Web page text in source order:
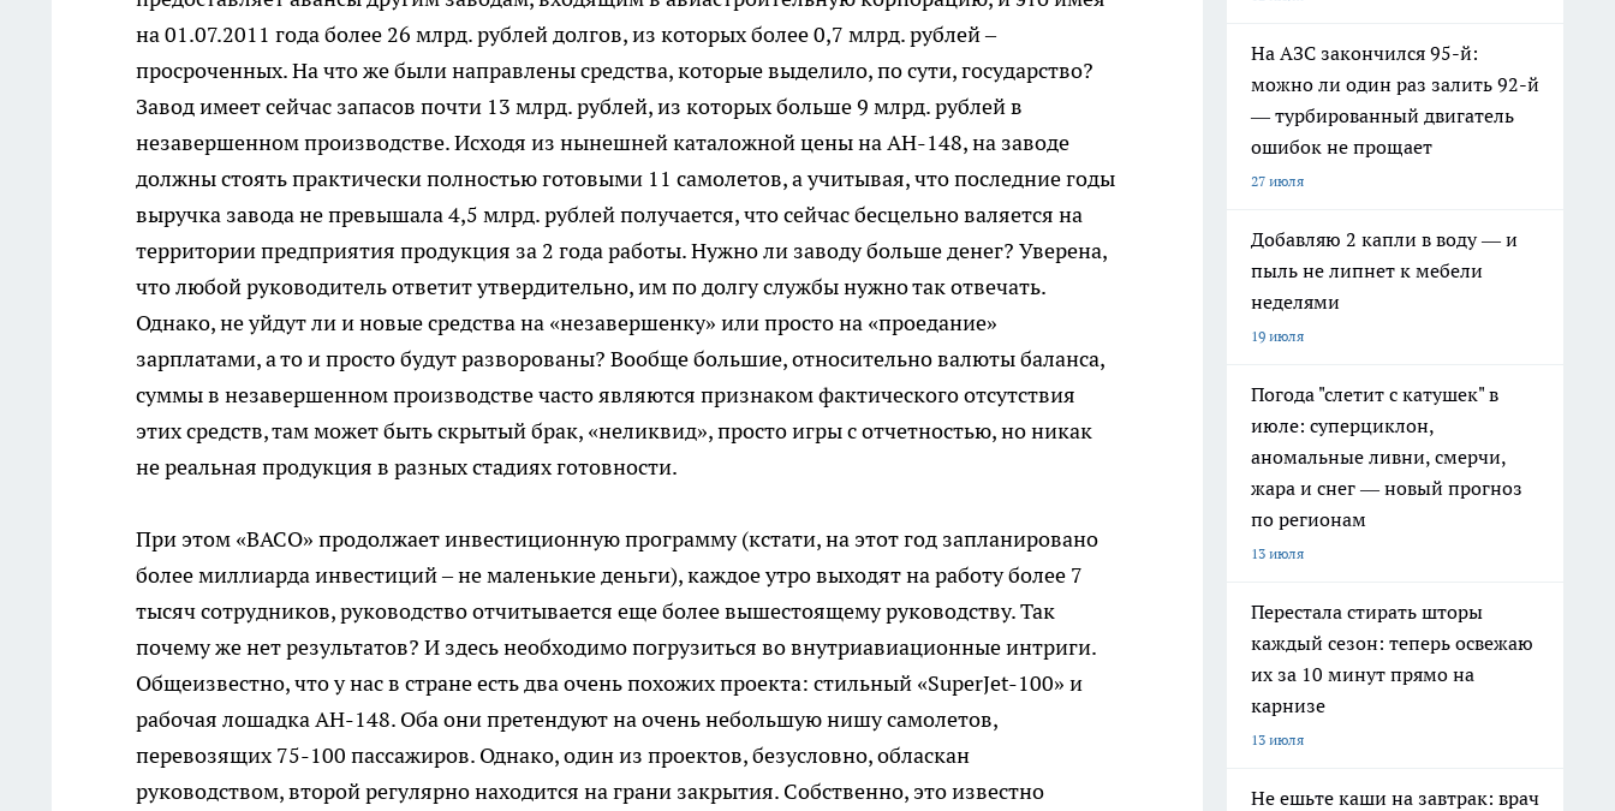
на 01.07.2011 года более 26 млрд. рублей долгов, из которых более 0,7 млрд. рублей –
просроченных. На что же были направлены средства, которые выделило, по сути, государство?
Завод имеет сейчас запасов почти 13 млрд. рублей, из которых больше 9 млрд. рублей в
незавершенном производстве. Исходя из нынешней каталожной цены на АН-148, на заводе
должны стоять практически полностью готовыми 11 самолетов, а учитывая, что последние годы
выручка завода не превышала 4,5 млрд. рублей получается, что сейчас бесцельно валяется на
территории предприятия продукция за 2 года работы. Нужно ли заводу больше денег? Уверена,
что любой руководитель ответит утвердительно, им по долгу службы нужно так отвечать.
Однако, не уйдут ли и новые средства на «незавершенку» или просто на «проедание»
зарплатами, а то и просто будут разворованы? Вообще большие, относительно валюты баланса,
суммы в незавершенном производстве часто являются признаком фактического отсутствия
этих средств, там может быть скрытый брак, «неликвид», просто игры с отчетностью, но никак
не реальная продукция в разных стадиях готовности.
При этом «ВАСО» продолжает инвестиционную программу (кстати, на этот год запланировано
более миллиарда инвестиций – не маленькие деньги), каждое утро выходят на работу более 7
тысяч сотрудников, руководство отчитывается еще более вышестоящему руководству. Так
почему же нет результатов? И здесь необходимо погрузиться во внутриавиационные интриги.
Общеизвестно, что у нас в стране есть два очень похожих проекта: стильный «SuperJet-100» и
рабочая лошадка АН-148. Оба они претендуют на очень небольшую нишу самолетов,
перевозящих 75-100 пассажиров. Однако, один из проектов, безусловно, обласкан
руководством, второй регулярно находится на грани закрытия. Собственно, это известно
На АЗС закончился 95-й:
можно ли один раз залить 92-й
— турбированный двигатель
ошибок не прощает
27 июля
Добавляю 2 капли в воду — и
пыль не липнет к мебели
неделями
19 июля
Погода "слетит с катушек" в
июле: суперциклон,
аномальные ливни, смерчи,
жара и снег — новый прогноз
по регионам
13 июля
Перестала стирать шторы
каждый сезон: теперь освежаю
их за 10 минут прямо на
карнизе
13 июля
Не ешьте каши на завтрак: врач